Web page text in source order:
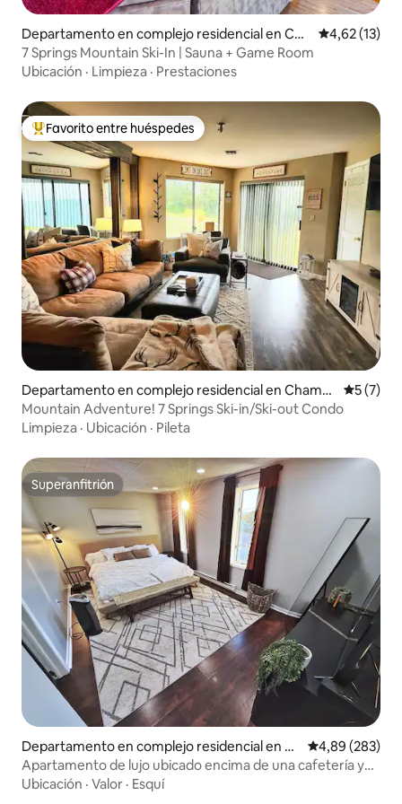
Departamento en complejo residencial en Cha
mpion
Calificación
4,62 (13)
7 Springs Mountain Ski-In | Sauna + Game Room
Ubicación · Limpieza · Prestaciones
Favorito entre los huéspedes más destacados
Favorito entre huéspedes
Departamento en complejo residencial en Champi
on
5 (7)
Mountain Adventure! 7 Springs Ski-in/Ski-out Condo
Limpieza · Ubicación · Pileta
Superanfitrión
Superanfitrión
Departamento en complejo residencial en M
oosic
Calificación
4,89 (283)
Apartamento de lujo ubicado encima de una cafetería y
un estudio de yoga.
Ubicación · Valor · Esquí